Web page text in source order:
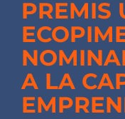
PREMIS
A LA